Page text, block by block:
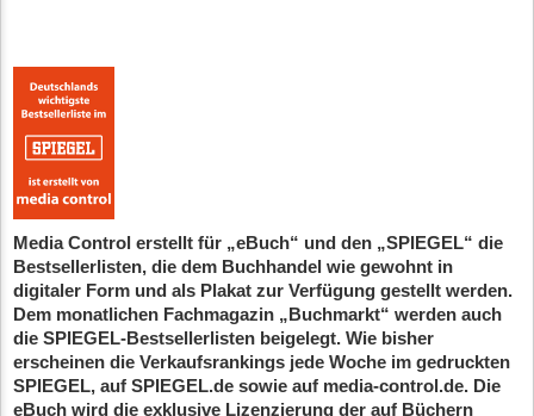
Media Control erstellt für „eBuch“ und den „SPIEGEL“ die
Bestsellerlisten, die dem Buchhandel wie gewohnt in
digitaler Form und als Plakat zur Verfügung gestellt werden.
Dem monatlichen Fachmagazin „Buchmarkt“ werden auch
die SPIEGEL-Bestsellerlisten beigelegt. Wie bisher
erscheinen die Verkaufsrankings jede Woche im gedruckten
SPIEGEL, auf SPIEGEL.de sowie auf media-control.de. Die
eBuch wird die exklusive Lizenzierung der auf Büchern